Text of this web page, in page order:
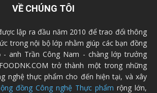
VỀ CHÚNG TÔI
lập ra đầu năm 2010 để trao đổi thông
trong nội bộ lớp nhằm giúp các bạn đồng
- anh Trần Công Nam - chàng lớp trưởng
trở thành một trong những
nghệ thực phẩm cho đến hiện tại, và xây
đồng Công nghệ Thực phẩm rộng lớn,